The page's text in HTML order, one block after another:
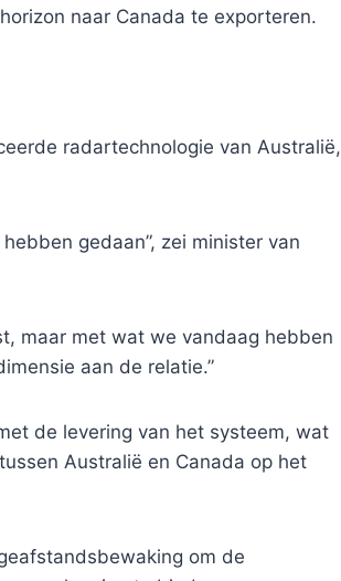
naar Canada te exporteren.
radartechnologie van Australië,
gedaan”, zei minister van
maar met wat we vandaag hebben
aan de relatie.”
de levering van het systeem, wat
Australië en Canada op het
om de